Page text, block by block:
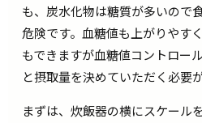
も、炭水化物は糖質が多いので
危険です。血糖値も上がりやす
もできますが血糖値コントロー
と摂取量を決めていただく必要
まずは、炊飯器の横にスケール